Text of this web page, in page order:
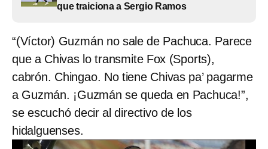
que traiciona a Sergio Ramos
“(Víctor) Guzmán no sale de Pachuca. Parece
que a Chivas lo transmite Fox (Sports),
cabrón. Chingao. No tiene Chivas pa’ pagarme
a Guzmán. ¡Guzmán se queda en Pachuca!”,
se escuchó decir al directivo de los
hidalguenses.